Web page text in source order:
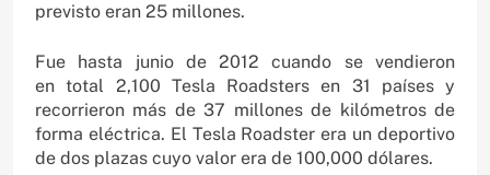
previsto eran 25 millones.
Fue hasta junio de 2012 cuando se vendieron
en total 2,100 Tesla Roadsters en 31 países y
recorrieron más de 37 millones de kilómetros de
forma eléctrica. El Tesla Roadster era un deportivo
de dos plazas cuyo valor era de 100,000 dólares.